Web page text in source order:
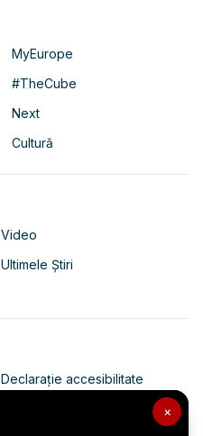
×
MyEurope
#TheCube
Next
Cultură
Video
Ultimele Știri
Declarație accesibilitate
Politica de confidențialitate